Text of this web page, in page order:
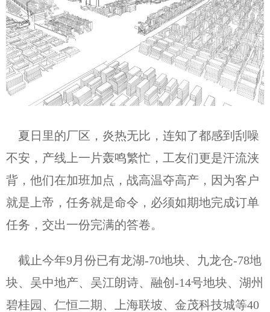
夏日里的厂区，炎热无比，连知了都感到刮噪
不安，产线上一片轰鸣繁忙，工友们更是汗流浃
背，他们在加班加点，战高温夺高产，因为客户
就是上帝，任务就是命令，必须如期地完成订单
任务，交出一份完满的答卷。
截止今年9月份已有龙湖-70地块、九龙仓-78地
块、吴中地产、吴江朗诗、融创-14号地块、湖州
碧桂园、仁恒二期、上海联坡、金茂科技城等40